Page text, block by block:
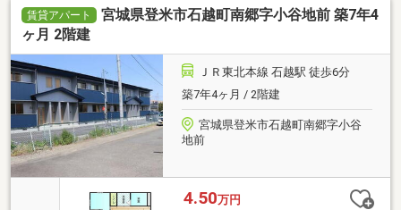
賃貸アパート
宮城県登米市石越町南郷字小谷地前 築7年4
ヶ月 2階建
ＪＲ東北本線 石越駅 徒歩6分
築7年4ヶ月 / 2階建
宮城県登米市石越町南郷字小谷
地前
4.50万円